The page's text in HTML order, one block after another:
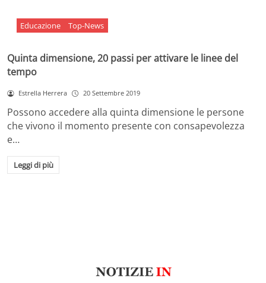
Educazione Top-News
Quinta dimensione, 20 passi per attivare le linee del
tempo
Estrella Herrera 20 Settembre 2019
Possono accedere alla quinta dimensione le persone
che vivono il momento presente con consapevolezza
e…
Leggi di più